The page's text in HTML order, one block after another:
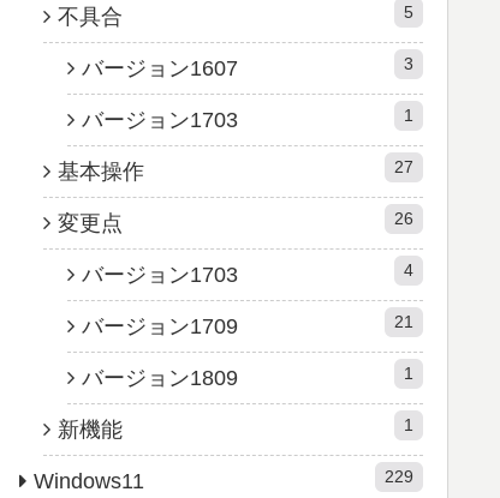
不具合 5
バージョン1607 3
バージョン1703 1
基本操作 27
変更点 26
バージョン1703 4
バージョン1709 21
バージョン1809 1
新機能 1
Windows11 229